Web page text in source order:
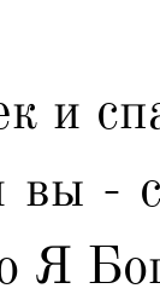
и
вы -
Я